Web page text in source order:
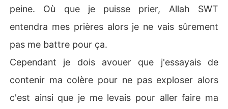
peine. Où que je puisse prier, Allah SWT
entendra mes prières alors je ne vais sûrement
pas me battre pour ça.
Cependant je dois avouer que j'essayais de
contenir ma colère pour ne pas exploser alors
c'est ainsi que je me levais pour aller faire ma